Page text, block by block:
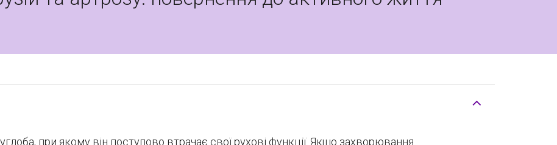
при якому він поступово втрачає свої рухові функції. Якщо захворювання